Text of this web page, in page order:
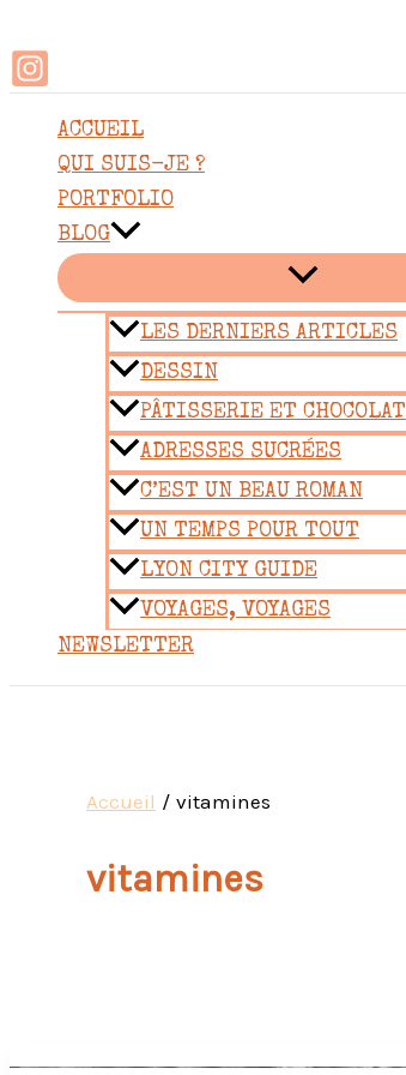
au
contenu
ACCUEIL
QUI SUIS-JE ?
PORTFOLIO
BLOG
LES DERNIERS ARTICLES
DESSIN
PÂTISSERIE ET CHOCOLAT
ADRESSES SUCRÉES
C’EST UN BEAU ROMAN
UN TEMPS POUR TOUT
LYON CITY GUIDE
VOYAGES, VOYAGES
NEWSLETTER
Accueil vitamines
vitamines